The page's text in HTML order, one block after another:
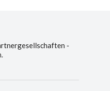
-